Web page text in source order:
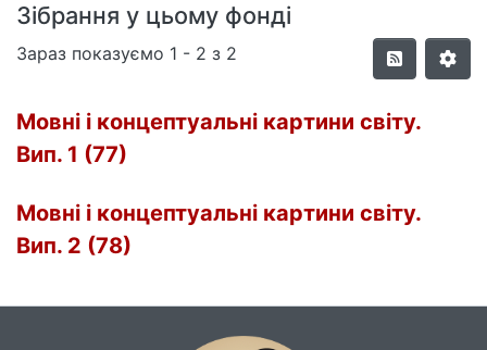
Зібрання у цьому фонді
Зараз показуємо 1 - 2 з 2
Мовні і концептуальні картини світу.
Вип. 1 (77)
Мовні і концептуальні картини світу.
Вип. 2 (78)